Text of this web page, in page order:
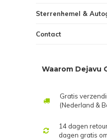
Sterrenhemel &
Contact
Waarom Dejavu
Gratis
(Nederland &
14 dagen
dagen gratis